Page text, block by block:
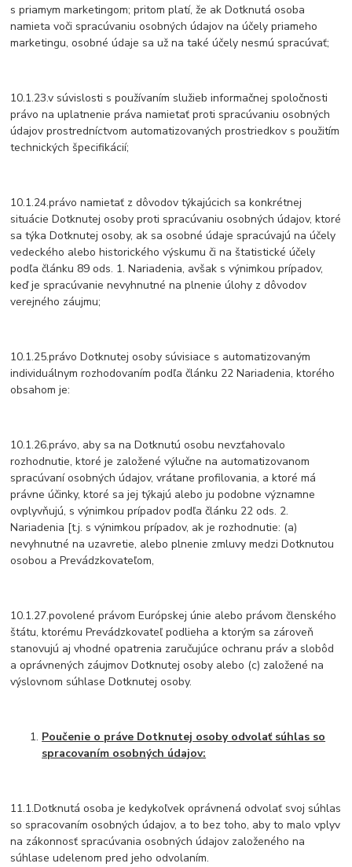
s priamym marketingom; pritom platí, že ak Dotknutá osoba
namieta voči spracúvaniu osobných údajov na účely priameho
marketingu, osobné údaje sa už na také účely nesmú spracúvať;
10.1.23.v súvislosti s používaním služieb informačnej spoločnosti
právo na uplatnenie práva namietať proti spracúvaniu osobných
údajov prostredníctvom automatizovaných prostriedkov s použitím
technických špecifikácií;
10.1.24.právo namietať z dôvodov týkajúcich sa konkrétnej
situácie Dotknutej osoby proti spracúvaniu osobných údajov, ktoré
sa týka Dotknutej osoby, ak sa osobné údaje spracúvajú na účely
vedeckého alebo historického výskumu či na štatistické účely
podľa článku 89 ods. 1. Nariadenia, avšak s výnimkou prípadov,
keď je spracúvanie nevyhnutné na plnenie úlohy z dôvodov
verejného záujmu;
10.1.25.právo Dotknutej osoby súvisiace s automatizovaným
individuálnym rozhodovaním podľa článku 22 Nariadenia, ktorého
obsahom je:
10.1.26.právo, aby sa na Dotknutú osobu nevzťahovalo
rozhodnutie, ktoré je založené výlučne na automatizovanom
spracúvaní osobných údajov, vrátane profilovania, a ktoré má
právne účinky, ktoré sa jej týkajú alebo ju podobne významne
ovplyvňujú, s výnimkou prípadov podľa článku 22 ods. 2.
Nariadenia [t.j. s výnimkou prípadov, ak je rozhodnutie: (a)
nevyhnutné na uzavretie, alebo plnenie zmluvy medzi Dotknutou
osobou a Prevádzkovateľom,
10.1.27.povolené právom Európskej únie alebo právom členského
štátu, ktorému Prevádzkovateľ podlieha a ktorým sa zároveň
stanovujú aj vhodné opatrenia zaručujúce ochranu práv a slobôd
a oprávnených záujmov Dotknutej osoby alebo (c) založené na
výslovnom súhlase Dotknutej osoby.
Poučenie o práve Dotknutej osoby odvolať súhlas so
spracovaním osobných údajov:
11.1.Dotknutá osoba je kedykoľvek oprávnená odvolať svoj súhlas
so spracovaním osobných údajov, a to bez toho, aby to malo vplyv
na zákonnosť spracúvania osobných údajov založeného na
súhlase udelenom pred jeho odvolaním.